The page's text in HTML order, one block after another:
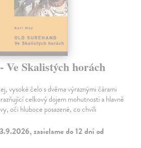
Ve Skalistých horách
vysoké čelo s dvěma výraznými čárami
celkový dojem mohutnosti a hlavně
oči hluboce posazené, co chvíli
zasielame do 12 dní od